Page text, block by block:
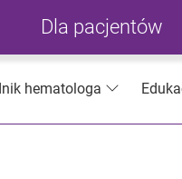
Dla pacjentów
hematologa